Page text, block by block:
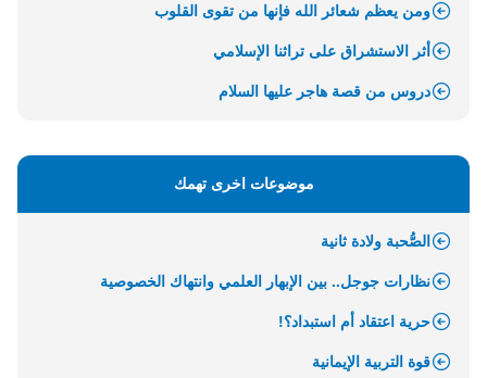
ومن يعظم شعائر الله فإنها من تقوى القلوب
أثر الاستشراق على تراثنا الإسلامي
دروس من قصة هاجر عليها السلام
موضوعات اخرى تهمك
الصُّحبة ولادة ثانية
نظارات جوجل.. بين الإبهار العلمي وانتهاك الخصوصية
حرية اعتقاد أم استبداد؟!
قوة التربية الإيمانية